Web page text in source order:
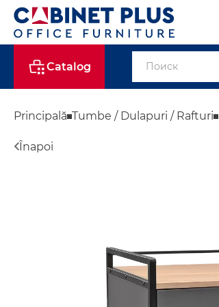
Catalog
Principală Tumbe / Dulapuri / Rafturi
Înapoi